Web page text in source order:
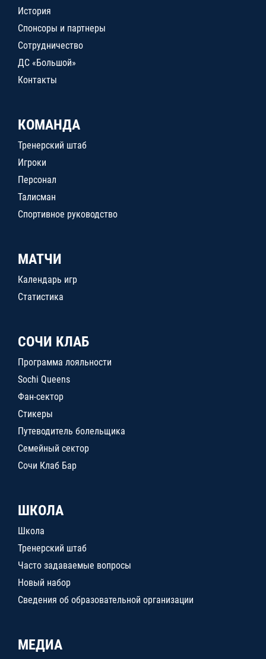
История
Спонсоры и партнеры
Сотрудничество
ДС «Большой»
Контакты
КОМАНДА
Тренерский штаб
Игроки
Персонал
Талисман
Спортивное руководство
МАТЧИ
Календарь игр
Статистика
СОЧИ КЛАБ
Программа лояльности
Sochi Queens
Фан-сектор
Стикеры
Путеводитель болельщика
Семейный сектор
Сочи Клаб Бар
ШКОЛА
Школа
Тренерский штаб
Часто задаваемые вопросы
Новый набор
Сведения об образовательной организации
МЕДИА